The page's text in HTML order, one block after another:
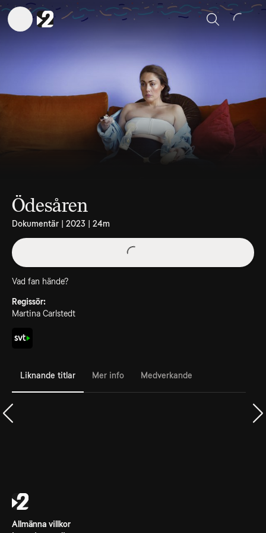
Sök
Ödesåren
Dokumentär | 2023 | 24m
Vad fan hände?
Regissör:
Martina Carlstedt
Liknande titlar Mer info Medverkande
Allmänna villkor